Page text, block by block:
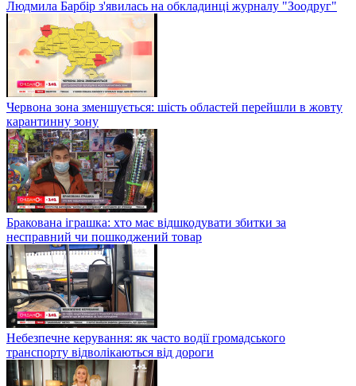
Людмила Барбір з'явилась на обкладинці журналу "Зоодруг"
Червона зона зменшується: шість областей перейшли в жовту
карантинну зону
Бракована іграшка: хто має відшкодувати збитки за
несправний чи пошкоджений товар
Небезпечне керування: як часто водії громадського
транспорту відволікаються від дороги